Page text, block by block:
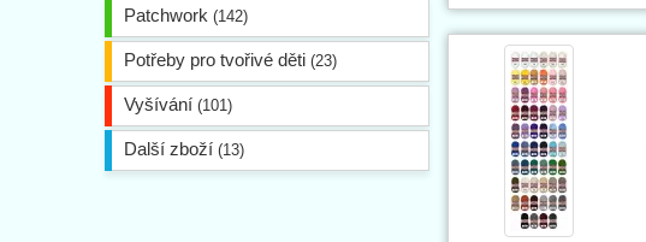
Patchwork (142)
Potřeby pro tvořivé děti (23)
Vyšívání (101)
Další zboží (13)